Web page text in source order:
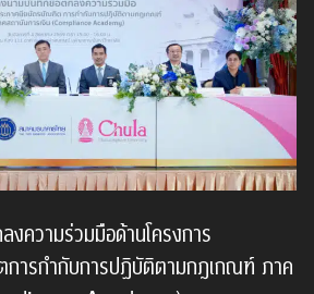
ความร่วมมือด้านโครงการ
ารกำกับการปฏิบัติตามกฎเกณฑ์ ภาค